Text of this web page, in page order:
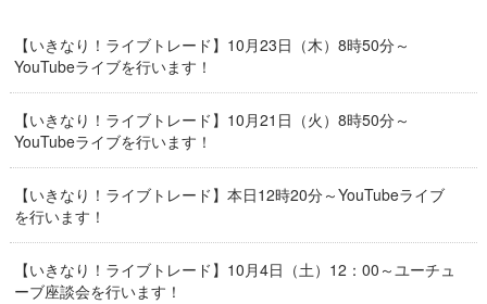
【いきなり！ライブトレード】10月23日（木）8時50分～
YouTubeライブを行います！
【いきなり！ライブトレード】10月21日（火）8時50分～
YouTubeライブを行います！
【いきなり！ライブトレード】本日12時20分～YouTubeライブ
を行います！
【いきなり！ライブトレード】10月4日（土）12：00～ユーチュ
ーブ座談会を行います！